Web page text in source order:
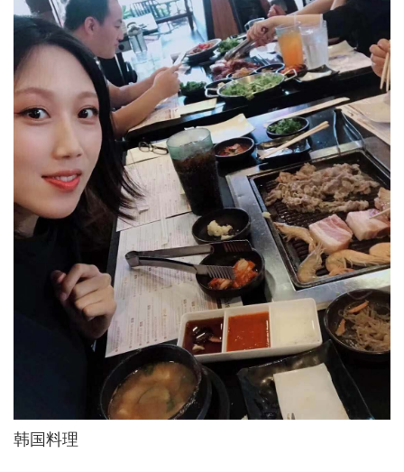
韩国料理